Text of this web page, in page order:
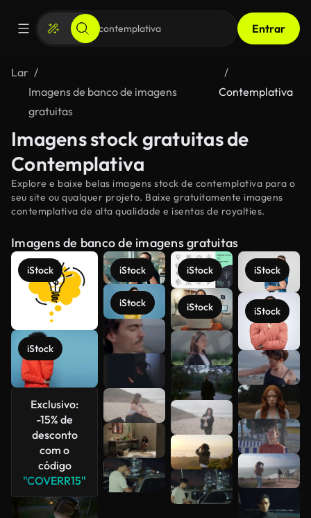
Entrar
Lar
Imagens de banco de imagens
gratuitas
Contemplativa
Imagens stock gratuitas de
Contemplativa
Explore e baixe belas imagens stock de contemplativa para o
seu site ou qualquer projeto. Baixe gratuitamente imagens
contemplativa de alta qualidade e isentas de royalties.
Imagens de banco de imagens gratuitas
iStock
iStock
Exclusivo:
-15% de
desconto
com o
código
"COVERR15"
iStock
iStock
iStock
iStock
iStock
iStock
Veja mais